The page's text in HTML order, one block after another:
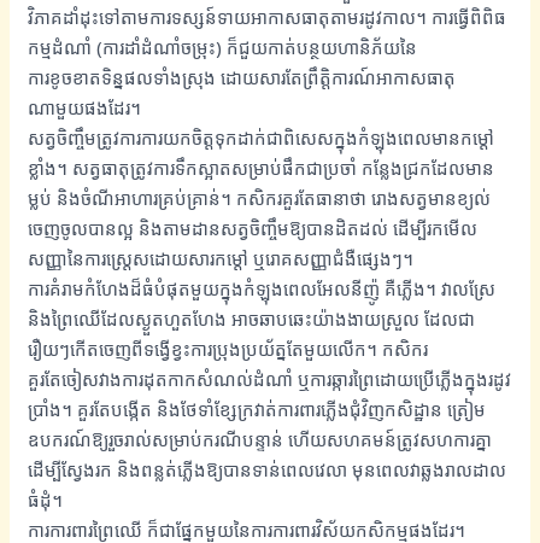
វិភាគដាំដុះទៅតាមការទស្សន៍ទាយអាកាសធាតុតាមរដូវកាល។ ការធ្វើពិពិធ
កម្មដំណាំ (ការដាំដំណាំចម្រុះ) ក៏ជួយកាត់បន្ថយហានិភ័យនៃ
ការខូចខាតទិន្នផលទាំងស្រុង ដោយសារតែព្រឹត្តិការណ៍អាកាសធាតុ
ណាមួយផងដែរ។
សត្វចិញ្ចឹមត្រូវការការយកចិត្តទុកដាក់ជាពិសេសក្នុងកំឡុងពេលមានកម្តៅ
ខ្លាំង។ សត្វធាតុត្រូវការទឹកស្អាតសម្រាប់ផឹកជាប្រចាំ កន្លែងជ្រកដែលមាន
ម្លប់ និងចំណីអាហារគ្រប់គ្រាន់។ កសិករគួរតែធានាថា រោងសត្វមានខ្យល់
ចេញចូលបានល្អ និងតាមដានសត្វចិញ្ចឹមឱ្យបានដិតដល់ ដើម្បីរកមើល
សញ្ញានៃការស្ត្រេសដោយសារកម្តៅ ឬរោគសញ្ញាជំងឺផ្សេងៗ។
ការគំរាមកំហែងដ៏ធំបំផុតមួយក្នុងកំឡុងពេលអែលនីញ៉ូ គឺភ្លើង។ វាលស្រែ
និងព្រៃឈើដែលស្ងួតហួតហែង អាចឆាបឆេះយ៉ាងងាយស្រួល ដែលជា
រឿយៗកើតចេញពីទង្វើខ្វះការប្រុងប្រយ័ត្នតែមួយលើក។ កសិករ
គួរតែចៀសវាងការដុតកាកសំណល់ដំណាំ ឬការឆ្ការព្រៃដោយប្រើភ្លើងក្នុងរដូវ
ប្រាំង។ គួរតែបង្កើត និងថែទាំខ្សែក្រវាត់ការពារភ្លើងជុំវិញកសិដ្ឋាន ត្រៀម
ឧបករណ៍ឱ្យរួចរាល់សម្រាប់ករណីបន្ទាន់ ហើយសហគមន៍ត្រូវសហការគ្នា
ដើម្បីស្វែងរក និងពន្លត់ភ្លើងឱ្យបានទាន់ពេលវេលា មុនពេលវាឆ្លងរាលដាល
ធំដុំ។
ការការពារព្រៃឈើ ក៏ជាផ្នែកមួយនៃការការពារវិស័យកសិកម្មផងដែរ។